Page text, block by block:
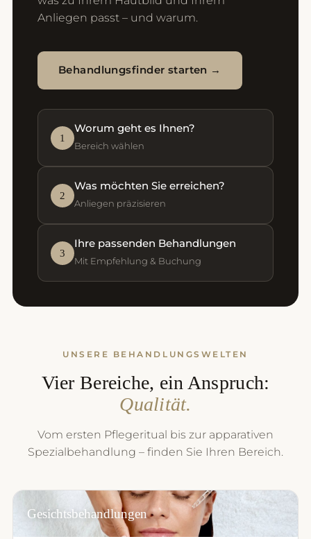
Anliegen passt – und warum.
Behandlungsfinder starten →
1
Worum geht es Ihnen?
Bereich wählen
2
Was möchten Sie erreichen?
Anliegen präzisieren
3
Ihre passenden Behandlungen
Mit Empfehlung & Buchung
UNSERE BEHANDLUNGSWELTEN
Vier Bereiche, ein Anspruch:
Qualität.
Vom ersten Pflegeritual bis zur apparativen
Spezialbehandlung – finden Sie Ihren Bereich.
Gesichtsbehandlungen